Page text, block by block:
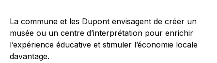
La commune et les Dupont envisagent de créer un
musée ou un centre d’interprétation pour enrichir
l’expérience éducative et stimuler l’économie locale
davantage.